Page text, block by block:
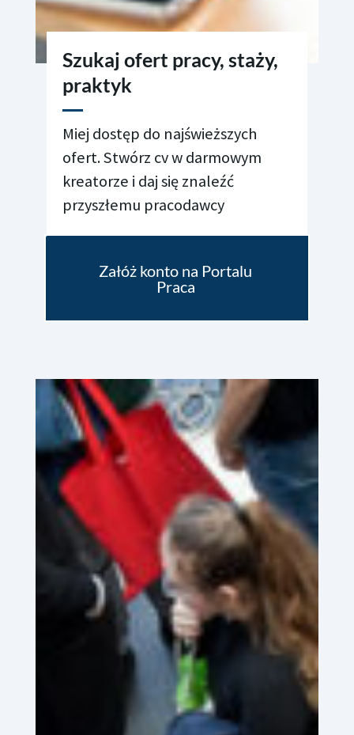
Szukaj ofert pracy, staży,
praktyk
Miej dostęp do najświeższych
ofert.Stwórz cv w darmowym
kreatorze i dajsię znaleźć
przyszłemu pracodawcy
Załóż konto na Portalu
Praca